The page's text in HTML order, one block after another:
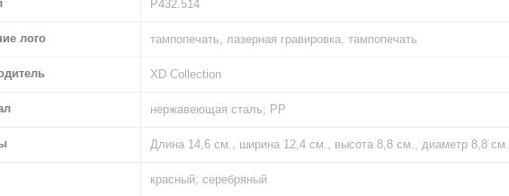
P432.514
лого тампопечать, лазерная гравировка, тампопечать
XD Collection
нержавеющая сталь; PP
Длина 14,6 см., ширина 12,4 см., высота 8,8 см., диаметр 8,8 см.
красный; серебряный